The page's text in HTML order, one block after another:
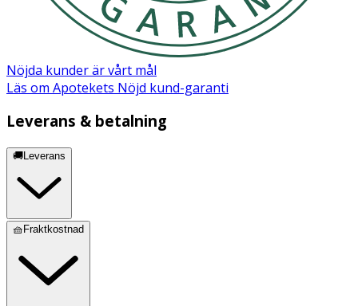
Nöjda kunder är vårt mål
Läs om Apotekets Nöjd kund-garanti
Leverans & betalning
🚚Leverans
🧺Fraktkostnad